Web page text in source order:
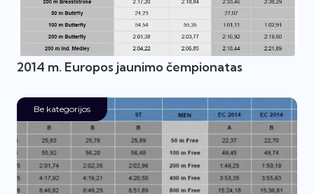
2014 m. Europos jaunimo čempionatas
Be kategorijos